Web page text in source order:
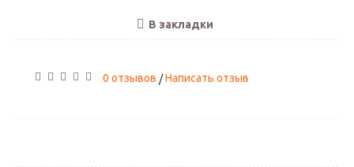
В закладки
0 отзывов /Написать отзыв